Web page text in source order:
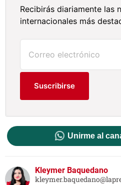
Recibirás diariamente las
internacionales más
Suscribirse
Unirme al
Kleymer Baquedano